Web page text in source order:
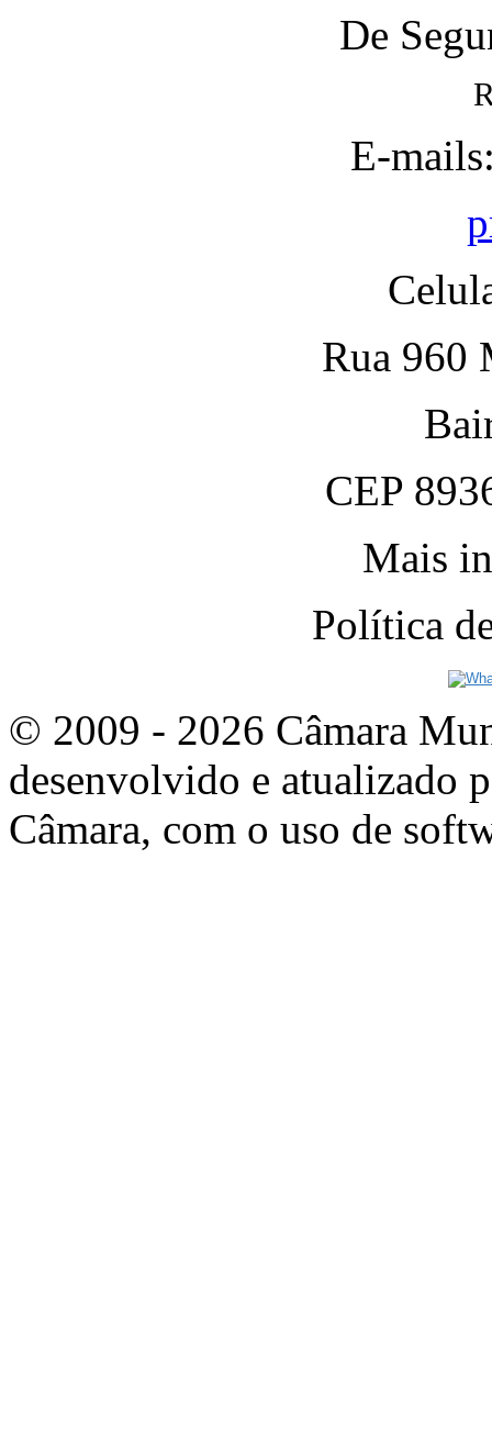
De
E-
Rua 960
CEP
Mais
Política
© 2009 - 2026 Câmara
desenvolvido e atualizado
Câmara, com o uso de